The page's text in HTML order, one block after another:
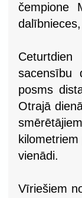
čempione
sacensību
posms
Otrajā
vienādi.
Vīriešiem